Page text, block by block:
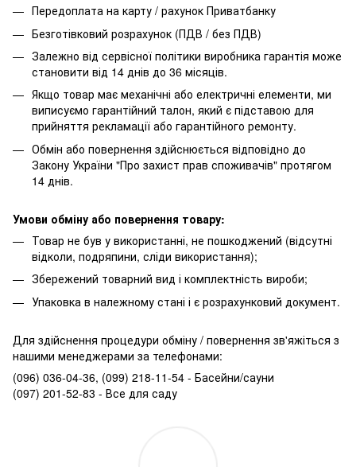
Передоплата на карту / рахунок Приватбанку
Безготівковий розрахунок (ПДВ / без ПДВ)
Залежно від сервісної політики виробника гарантія може
становити від 14 днів до 36 місяців.
Якщо товар має механічні або електричні елементи, ми
виписуємо гарантійний талон, який є підставою для
прийняття рекламації або гарантійного ремонту.
Обмін або повернення здійснюється відповідно до
Закону України "Про захист прав споживачів" протягом
14 днів.
Умови обміну або повернення товару:
Товар не був у використанні, не пошкоджений (відсутні
відколи, подряпини, сліди використання);
Збережений товарний вид і комплектність вироби;
Упаковка в належному стані і є розрахунковий документ.
Для здійснення процедури обміну / повернення зв'яжіться з
нашими менеджерами за телефонами:
(096) 036-04-36, (099) 218-11-54 - Басейни/сауни
(097) 201-52-83 - Все для саду